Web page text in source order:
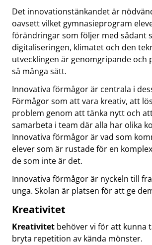
Det innovationstänkandet är
oavsett vilket gymnasieprogram
förändringar som följer med sådant
digitaliseringen, klimatet och den
utvecklingen är genomgripande och
så många sätt.
Innovativa förmågor är centrala i
Förmågor som att vara kreativ, att
problem genom att tänka nytt och
samarbeta i team där alla har olika
Innovativa förmågor är vad som
elever som är rustade för en
de som inte är det.
Innovativa förmågor är nyckeln till
unga. Skolan är platsen för att ge
Kreativitet
Kreativitet behöver vi för att kunna
bryta repetition av kända mönster.